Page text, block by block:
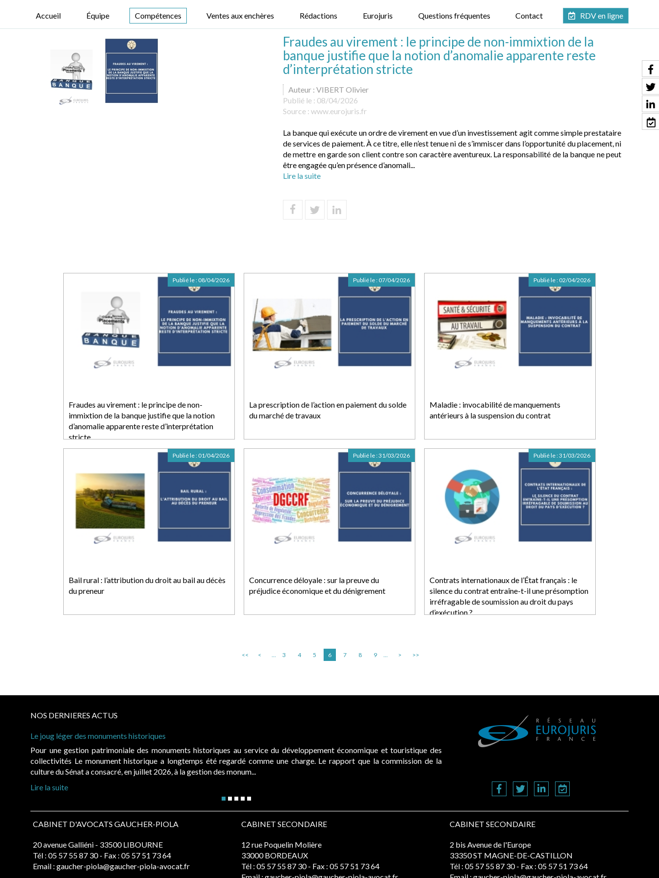
Accueil Équipe Compétences Ventes aux enchères Rédactions Eurojuris Questions fréquentes Contact RDV en ligne
Fraudes au virement : le principe de non-immixtion de la
banque justifie que la notion d’anomalie apparente reste
d’interprétation stricte
Auteur : VIBERT Olivier
Publié le : 08/04/2026
Source : www.eurojuris.fr
La banque qui exécute un ordre de virement en vue d’un investissement agit comme simple prestataire
de services de paiement. À ce titre, elle n’est tenue ni de s’immiscer dans l’opportunité du placement, ni
de mettre en garde son client contre son caractère aventureux. La responsabilité de la banque ne peut
être engagée qu’en présence d’anomali...
Lire la suite
Fraudes au virement : le principe de non-
immixtion de la banque justifie que la notion
d’anomalie apparente reste d’interprétation
stricte
Publié le : 08/04/2026
La prescription de l’action en paiement du solde
du marché de travaux
Publié le : 07/04/2026
Maladie : invocabilité de manquements
antérieurs à la suspension du contrat
Publié le : 02/04/2026
Bail rural : l’attribution du droit au bail au décès
du preneur
Publié le : 01/04/2026
Concurrence déloyale : sur la preuve du
préjudice économique et du dénigrement
Publié le :31/03/2026
Contrats internationaux de l’État français : le
silence du contrat entraîne-t-il une présomption
irréfragable de soumission au droit du pays
d’exécution ?
Publié le :31/03/2026
<< < ... 3 4 5 6 7 8 9 ... > >>
NOS DERNIERES ACTUS
Le joug léger des monuments historiques
Pour une gestion patrimoniale des monuments historiques au service du développement économique et touristique des
collectivités Le monument historique a longtemps été regardé comme une charge. Le rapport que la commission de la
culture du Sénat a consacré, en juillet 2026, à la gestion des monum...
Lire la suite
CABINET D'AVOCATS GAUCHER-PIOLA
20 avenue Galliéni - 33500 LIBOURNE
Tél : 05 57 55 87 30 - Fax : 05 57 51 73 64
Email : gaucher-piola@gaucher-piola-avocat.fr
CABINET SECONDAIRE
12 rue Poquelin Molière
33000 BORDEAUX
Tél : 05 57 55 87 30 - Fax : 05 57 51 73 64
CABINET SECONDAIRE
2 bis Avenue de l'Europe
33350 ST MAGNE-DE-CASTILLON
Tél : 05 57 55 87 30 - Fax : 05 57 51 73 64